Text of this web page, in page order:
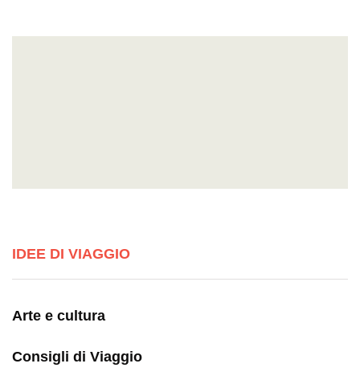
IDEE DI VIAGGIO
Arte e cultura
Consigli di Viaggio